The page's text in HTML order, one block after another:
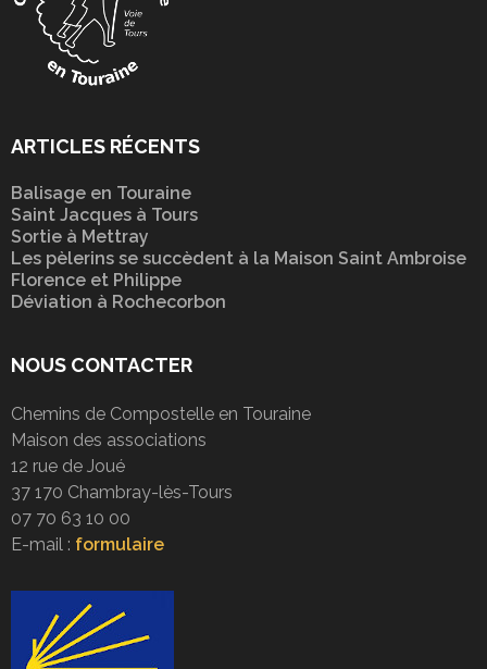
ARTICLES RÉCENTS
Balisage en Touraine
Saint Jacques à Tours
Sortie à Mettray
Les pèlerins se succèdent à la Maison Saint Ambroise
Florence et Philippe
Déviation à Rochecorbon
NOUS CONTACTER
Chemins de Compostelle en Touraine
Maison des associations
12 rue de Joué
37 170 Chambray-lès-Tours
07 70 63 10 00
E-mail : formulaire